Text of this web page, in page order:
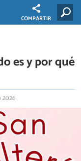
COMPARTIR
es y por qué
2026